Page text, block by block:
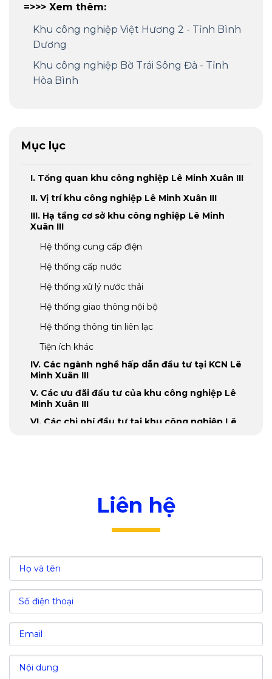
=>>> Xem thêm:
Khu công nghiệp Việt Hương 2 - Tỉnh Bình
Dương
Khu công nghiệp Bờ Trái Sông Đà - Tỉnh
Hòa Bình
Mục lục
I. Tổng quan khu công nghiệp Lê Minh Xuân III
II. Vị trí khu công nghiệp Lê Minh Xuân III
III. Hạ tầng cơ sở khu công nghiệp Lê Minh
Xuân III
Hệ thống cung cấp điện
Hệ thống cấp nước
Hệ thống xử lý nước thải
Hệ thống giao thông nội bộ
Hệ thống thông tin liên lạc
Tiện ích khác
IV. Các ngành nghề hấp dẫn đầu tư tại KCN Lê
Minh Xuân III
V. Các ưu đãi đầu tư của khu công nghiệp Lê
Minh Xuân III
VI. Các chi phí đầu tư tại khu công nghiệp Lê
Liên hệ